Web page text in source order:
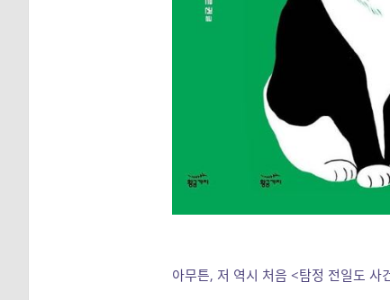
아무튼, 저 역시 처음 <탐정 전일도 사